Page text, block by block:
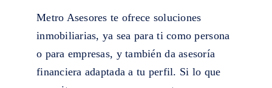
Metro Asesores te ofrece soluciones
inmobiliarias, ya sea para ti como persona
o para empresas, y también da asesoría
financiera adaptada a tu perfil. Si lo que